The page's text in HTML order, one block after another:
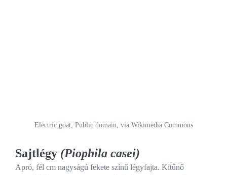
Electric goat, Public domain, via Wikimedia Commons
Sajtlégy (Piophila casei)
Apró, fél cm nagyságú fekete színű légyfajta. Kitűnő